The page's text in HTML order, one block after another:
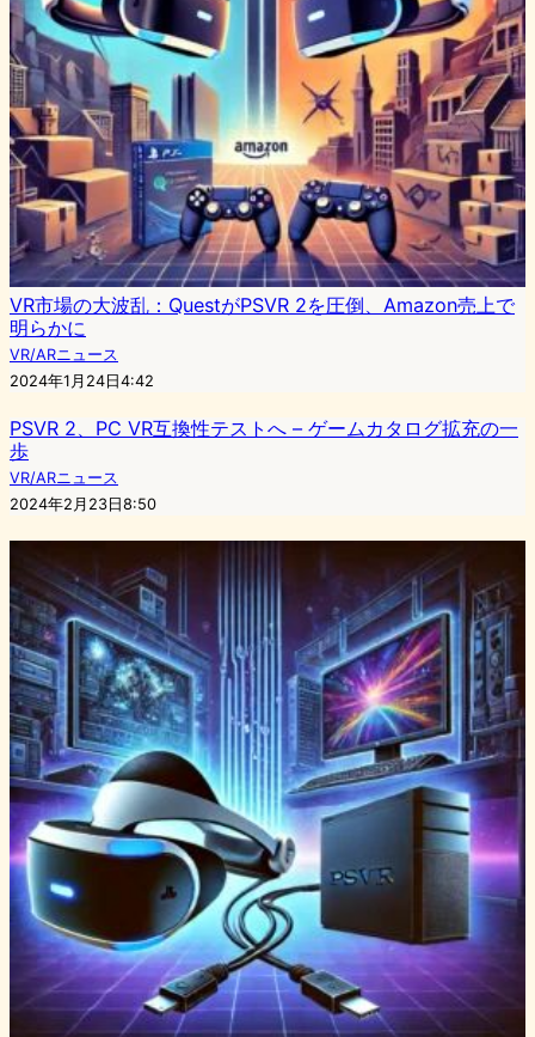
VR市場の大波乱：QuestがPSVR 2を圧倒、Amazon売上で
明らかに
VR/ARニュース
2024年1月24日4:42
PSVR 2、PC VR互換性テストへ – ゲームカタログ拡充の一
歩
VR/ARニュース
2024年2月23日8:50